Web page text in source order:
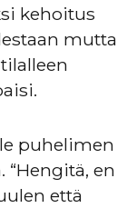
kehoitus
mutta
puhelimen
“Hengitä, en
että